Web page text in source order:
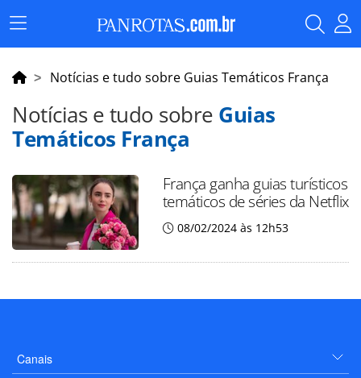
Menu
Principal
Notícias e tudo sobre Guias Temáticos França
Notícias e tudo sobre Guias
Temáticos França
França ganha guias turísticos
temáticos de séries da Netflix
08/02/2024 às 12h53
Canais